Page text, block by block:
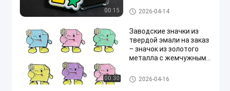
00:15
персональным
акриловым декором и
подарками.
Acrylic Refrigerator Stickers
2026-04-14
00:30
Заводские значки из
твердой эмали на заказ
– значок из золотого
металла с жемчужным
сувенирный значок на
лацкан
изготовленные на заказ шты
ри отворотом
2026-04-16